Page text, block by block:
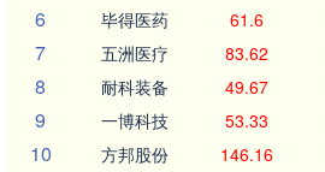
6 毕得医药 61.6
7 五洲医疗 83.62
8 耐科装备 49.67
9 一博科技 53.33
10 方邦股份 146.16